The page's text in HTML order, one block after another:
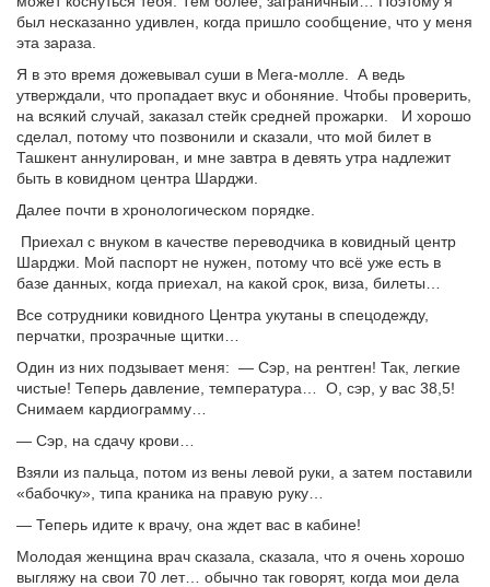
был несказанно удивлен, когда пришло сообщение, что у меня
эта зараза.
Я в это время дожевывал суши в Мега-молле. А ведь
утверждали, что пропадает вкус и обоняние. Чтобы проверить,
на всякий случай, заказал стейк средней прожарки. И хорошо
сделал, потому что позвонили и сказали, что мой билет в
Ташкент аннулирован, и мне завтра в девять утра надлежит
быть в ковидном центра Шарджи.
Далее почти в хронологическом порядке.
Приехал с внуком в качестве переводчика в ковидный центр
Шарджи. Мой паспорт не нужен, потому что всё уже есть в
базе данных, когда приехал, на какой срок, виза, билеты…
Все сотрудники ковидного Центра укутаны в спецодежду,
перчатки, прозрачные щитки…
Один из них подзывает меня: — Сэр, на рентген! Так, легкие
чистые! Теперь давление, температура… О, сэр, у вас 38,5!
Снимаем кардиограмму…
— Сэр, на сдачу крови…
Взяли из пальца, потом из вены левой руки, а затем поставили
«бабочку», типа краника на правую руку…
— Теперь идите к врачу, она ждет вас в кабине!
Молодая женщина врач сказала, сказала, что я очень хорошо
выгляжу на свои 70 лет… обычно так говорят, когда мои дела